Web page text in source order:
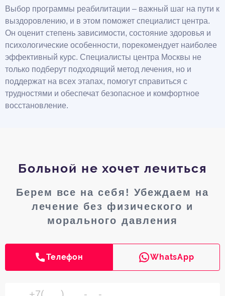
Выбор программы реабилитации – важный шаг на пути к
выздоровлению, и в этом поможет специалист центра.
Он оценит степень зависимости, состояние здоровья и
психологические особенности, порекомендует наиболее
эффективный курс. Специалисты центра Москвы не
только подберут подходящий метод лечения, но и
поддержат на всех этапах, помогут справиться с
трудностями и обеспечат безопасное и комфортное
восстановление.
Больной не хочет лечиться
Берем все на себя! Убеждаем на
лечение без физического и
морального давления
Телефон WhatsApp